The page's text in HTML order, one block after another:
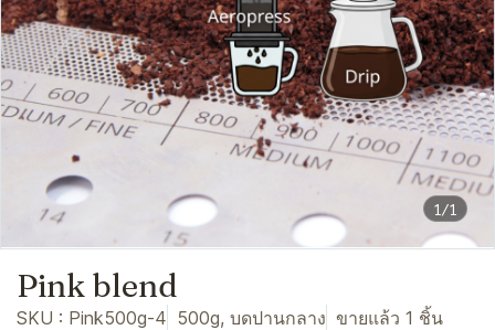
1/1
Pink blend
SKU : Pink500g-4 500g, บดปานกลาง ขายแล้ว 1 ชิ้น